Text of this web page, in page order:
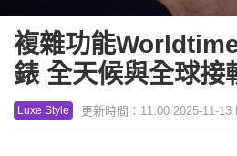
複雜功能
錶 全天候與全球接
Luxe Style 更新時間：11:00 2025-11-13